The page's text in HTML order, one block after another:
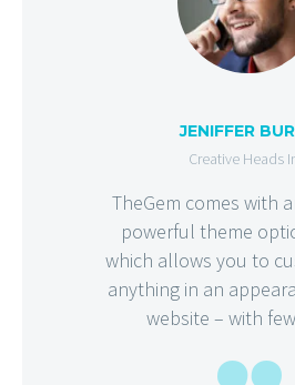
JENIFFER
Creative Heads
TheGem comes with
powerful theme
which allows you to
anything in an
website – with